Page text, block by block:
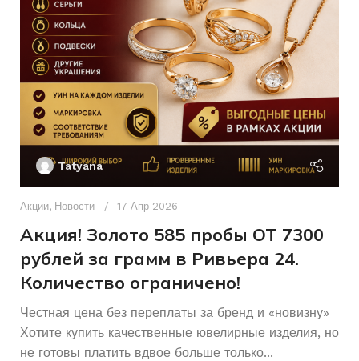
СОСТОЯНИЕ
МАТЕРИАЛ Золото
КОЛИЧЕСТВО КАМНЕЙ
Без
камней
КОЛИЧЕСТВО КАМНЕЙ
ХАРАКТЕРИСТИКА
ДЛЯ КОГО Женщинам
Tatyana
Акции, Новости 17 Апр 2026
Акция! Золото 585 пробы ОТ 7300
рублей за грамм в Ривьера 24.
Количество ограничено!
Честная цена без переплаты за бренд и «новизну»
Хотите купить качественные ювелирные изделия, но
не готовы платить вдвое больше только...